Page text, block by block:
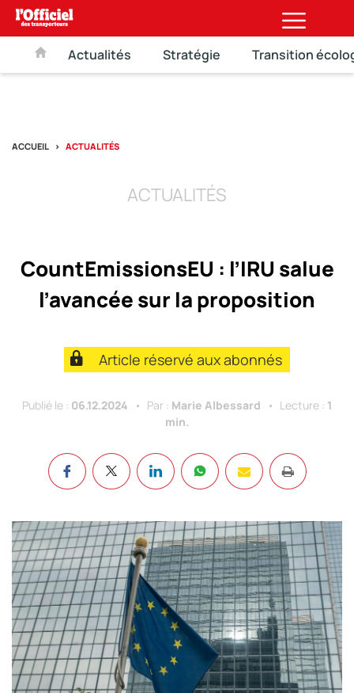
Actualités Stratégie Transition
ACCUEIL ACTUALITÉS
ACTUALITÉS
CountEmissionsEU : l’IRU salue
l’avancée sur la proposition
Article réservé aux abonnés
Publié le : 06.12.2024 Par : Marie Albessard Lecture : 1
min.